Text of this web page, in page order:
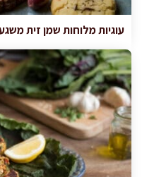
עוגיות מלוחות שמן זית משגעות